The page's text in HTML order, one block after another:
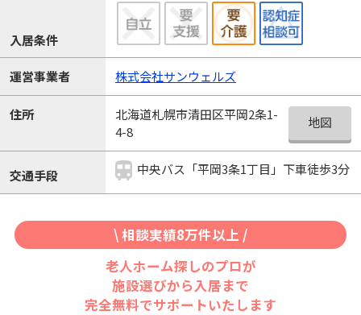
入居条件
運営事業者 株式会社サンウェルズ
住所
北海道札幌市清田区平岡2条1-
4-8
地図
交通手段 中央バス「平岡3条1丁目」下車徒歩3分
\ 相談実績8万件以上 /
老人ホーム探しのプロが
施設選びから入居まで
完全無料でサポートいたします